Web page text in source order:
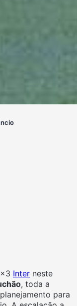
Inter neste
, toda a
para